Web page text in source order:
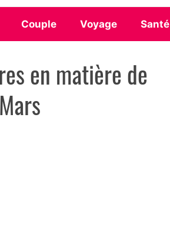
Couple Voyage Santé
en matière de